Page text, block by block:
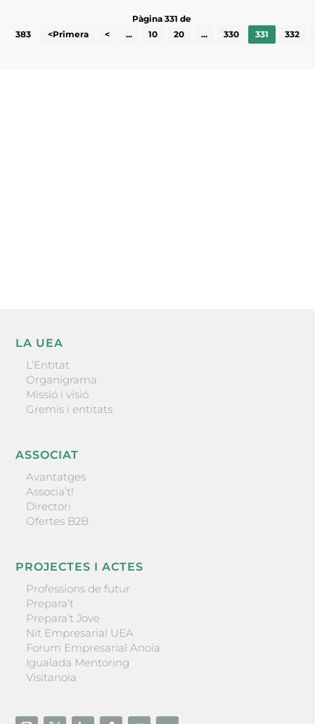
Pàgina 331 de
383
<Primera < ... 10 20 ... 330 331 332
LA UEA
L’Entitat
Organigrama
Missió i visió
Gremis i entitats
ASSOCIAT
Avantatges
Associa’t!
Directori
Ofertes B2B
PROJECTES I ACTES
Professions de futur
Prepara’t
Prepara’t Jove
Nit Empresarial UEA
Forum Empresarial Anoia
Igualada Mentoring
Visitanoia